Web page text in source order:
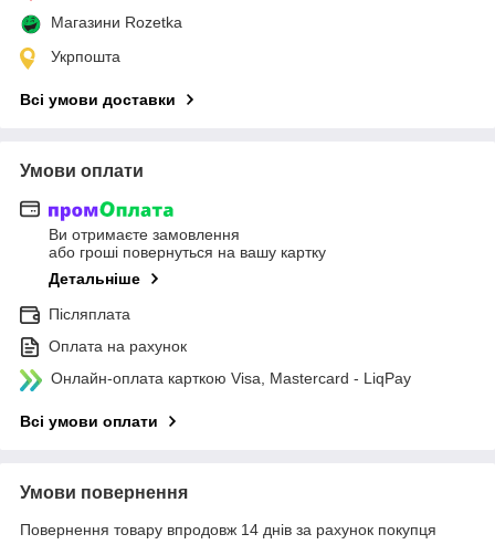
Магазини Rozetka
Укрпошта
Всі умови доставки
Умови оплати
Ви отримаєте замовлення
або гроші повернуться на вашу картку
Детальніше
Післяплата
Оплата на рахунок
Онлайн-оплата карткою Visa, Mastercard - LiqPay
Всі умови оплати
Умови повернення
Повернення товару впродовж 14 днів за рахунок покупця